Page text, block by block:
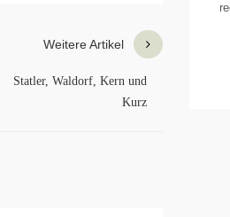
Weitere Artikel
Statler, Waldorf, Kern und
Kurz